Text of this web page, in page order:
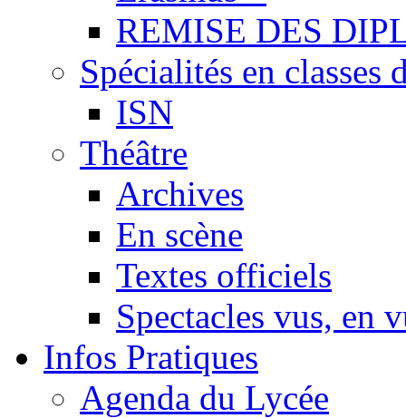
REMISE DES
Spécialités en classes
ISN
Théâtre
Archives
En scène
Textes officiels
Spectacles vus, en
Infos Pratiques
Agenda du Lycée